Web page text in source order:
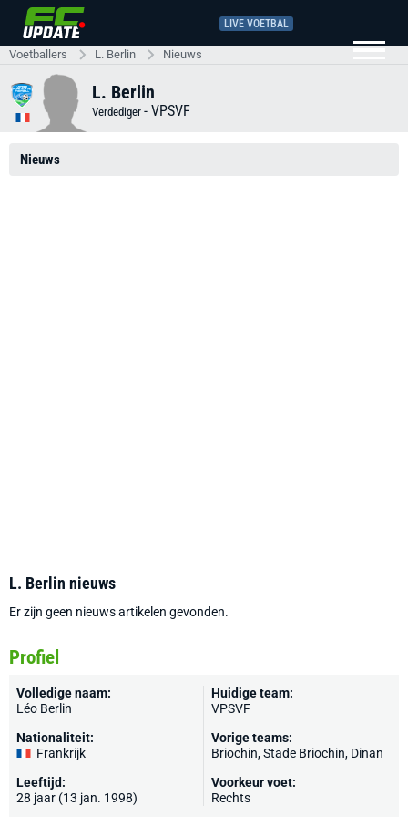
LIVE VOETBAL
Voetballers L. Berlin Nieuws
L. Berlin
Verdediger - VPSVF
Nieuws
L. Berlin nieuws
Er zijn geen nieuws artikelen gevonden.
Profiel
Volledige naam:
Léo Berlin
Nationaliteit:
Frankrijk
Leeftijd:
28 jaar (13 jan. 1998)
Huidige team:
VPSVF
Vorige teams:
Briochin, Stade Briochin, Dinan
Voorkeur voet:
Rechts